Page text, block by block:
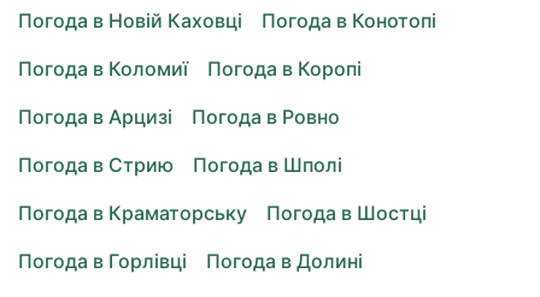
Погода в Новій Каховці
Погода в Конотопі
Погода в Коломиї
Погода в Коропі
Погода в Арцизі
Погода в Ровно
Погода в Стрию
Погода в Шполі
Погода в Краматорську
Погода в Шостці
Погода в Горлівці
Погода в Долині